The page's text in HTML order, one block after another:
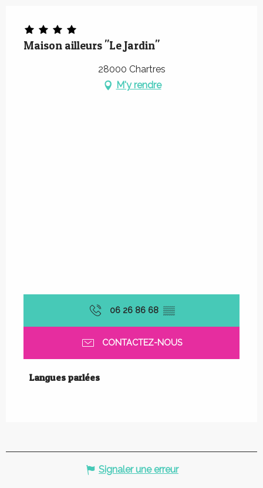
Maison ailleurs "Le Jardin"
28000 Chartres
M'y rendre
06 26 86 68 ▒▒
CONTACTEZ-NOUS
Langues parlées
Langues parlées
Signaler une erreur